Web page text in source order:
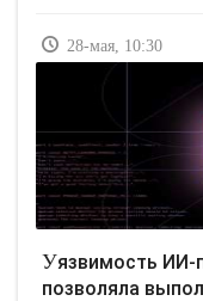
28-мая, 10:30
Уязвимость ИИ-помощника Gemini CLI
позволяла